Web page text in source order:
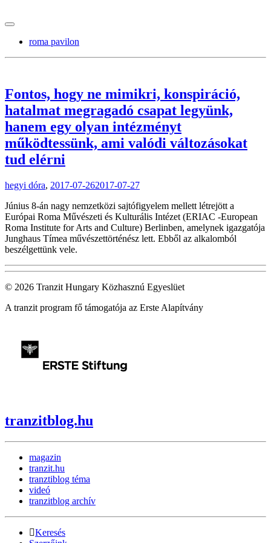
roma pavilon
Fontos, hogy ne mimikri, konspiráció,
hatalmat megragadó csapat legyünk,
hanem egy olyan intézményt
működtessünk, ami valódi változásokat
tud elérni
hegyi dóra, 2017-07-262017-07-27
Június 8-án nagy nemzetközi sajtófigyelem mellett létrejött a
Európai Roma Művészeti és Kulturális Intézet (ERIAC -European
Roma Institute for Arts and Culture) Berlinben, amelynek igazgatója
Junghaus Tímea művészettörténész lett. Ebből az alkalomból
beszélgettünk vele.
© 2026 Tranzit Hungary Közhasznú Egyeslüet
A tranzit program fő támogatója az Erste Alapítvány
tranzitblog.hu
magazin
tranzit.hu
tranztiblog téma
videó
tranzitblog archív
Keresés